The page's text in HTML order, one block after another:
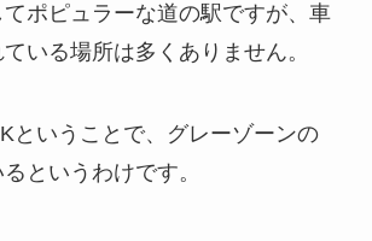
ポピュラーな道の駅ですが、車
いる場所は多くありません。
ということで、グレーゾーンの
というわけです。